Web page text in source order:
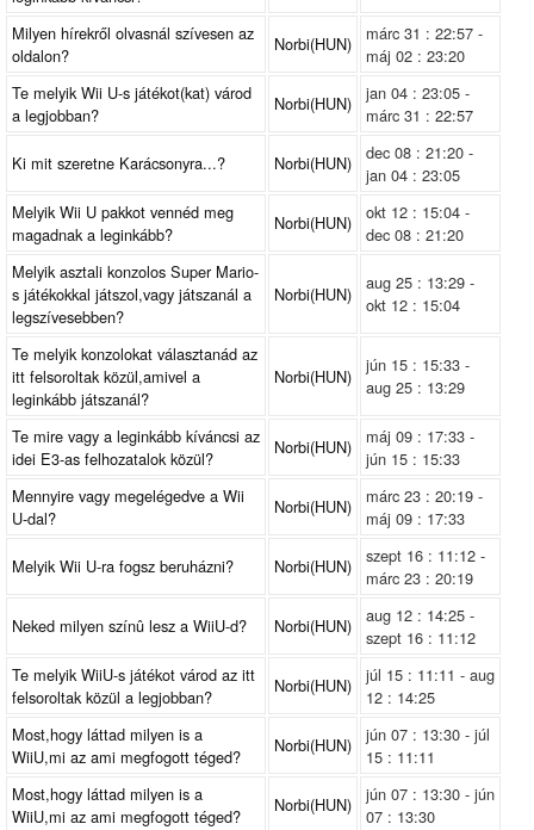
Milyen hírekről olvasnál szívesen az
oldalon?
Norbi(HUN)
márc 31 : 22:57 -
máj 02 : 23:20
Te melyik Wii U-s játékot(kat) várod
a legjobban?
Norbi(HUN)
jan 04 : 23:05 -
márc 31 : 22:57
Ki mit szeretne Karácsonyra...? Norbi(HUN)
dec 08 : 21:20 -
jan 04 : 23:05
Melyik Wii U pakkot vennéd meg
magadnak a leginkább?
Norbi(HUN)
okt 12 : 15:04 -
dec 08 : 21:20
Melyik asztali konzolos Super Mario-
s játékokkal játszol,vagy játszanál a
legszívesebben?
Norbi(HUN)
aug 25 : 13:29 -
okt 12 : 15:04
Te melyik konzolokat választanád az
itt felsoroltak közül,amivel a
leginkább játszanál?
Norbi(HUN)
jún 15 : 15:33 -
aug 25 : 13:29
Te mire vagy a leginkább kíváncsi az
idei E3-as felhozatalok közül?
Norbi(HUN)
máj 09 : 17:33 -
jún 15 : 15:33
Mennyire vagy megelégedve a Wii
U-dal?
Norbi(HUN)
márc 23 : 20:19 -
máj 09 : 17:33
Melyik Wii U-ra fogsz beruházni? Norbi(HUN)
szept 16 : 11:12 -
márc 23 : 20:19
Neked milyen színû lesz a WiiU-d? Norbi(HUN)
aug 12 : 14:25 -
szept 16 : 11:12
Te melyik WiiU-s játékot várod az itt
felsoroltak közül a legjobban?
Norbi(HUN)
júl 15 : 11:11 - aug
12 : 14:25
Most,hogy láttad milyen is a
WiiU,mi az ami megfogott téged?
Norbi(HUN)
jún 07 : 13:30 - júl
15 : 11:11
Most,hogy láttad milyen is a
WiiU,mi az ami megfogott téged?
Norbi(HUN)
jún 07 : 13:30 - jún
07 : 13:30